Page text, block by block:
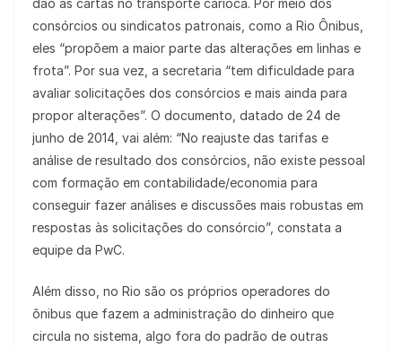
dão as cartas no transporte carioca. Por meio dos
consórcios ou sindicatos patronais, como a Rio Ônibus,
eles “propõem a maior parte das alterações em linhas e
frota”. Por sua vez, a secretaria “tem dificuldade para
avaliar solicitações dos consórcios e mais ainda para
propor alterações”. O documento, datado de 24 de
junho de 2014, vai além: “No reajuste das tarifas e
análise de resultado dos consórcios, não existe pessoal
com formação em contabilidade/economia para
conseguir fazer análises e discussões mais robustas em
respostas às solicitações do consórcio”, constata a
equipe da PwC.
Além disso, no Rio são os próprios operadores do
ônibus que fazem a administração do dinheiro que
circula no sistema, algo fora do padrão de outras